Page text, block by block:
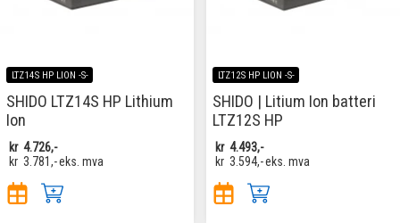
LTZ14S HP LION -S-
SHIDO LTZ14S HP Lithium
Ion
kr 4.726,-
kr 3.781,-eks. mva
LTZ12S HP LION -S-
SHIDO | Litium Ion batteri
LTZ12S HP
kr 4.493,-
kr 3.594,-eks. mva